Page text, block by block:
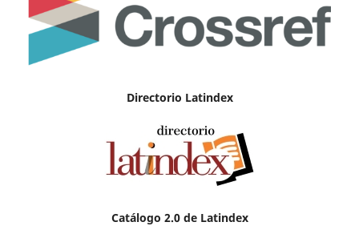
Directorio Latindex
Catálogo 2.0 de Latindex